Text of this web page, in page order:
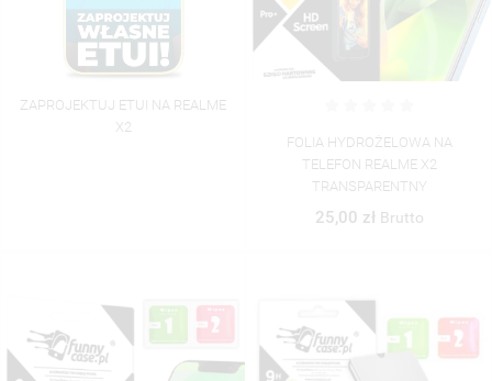
ZAPROJEKTUJ ETUI NA REALME
X2
FOLIA HYDROŻELOWA NA
TELEFON REALME X2
TRANSPARENTNY
25,00 zł Brutto